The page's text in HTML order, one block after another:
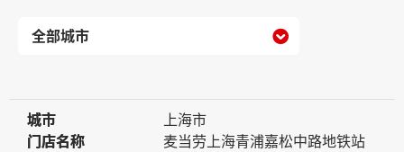

城市
城市
上海市
门店名称
门店名称
麦当劳上海青浦嘉松中路地铁站